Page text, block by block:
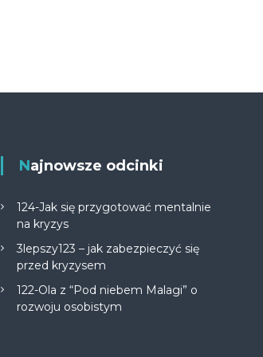
Najnowsze odcinki
124-Jak się przygotować mentalnie
na kryzys
3lepszy123 – jak zabezpieczyć się
przed kryzysem
122-Ola z “Pod niebem Malagi” o
rozwoju osobistym